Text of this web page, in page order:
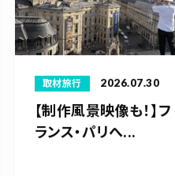
取材旅行 2026.07.30
【制作風景映像も！】フ
ランス・パリへ...